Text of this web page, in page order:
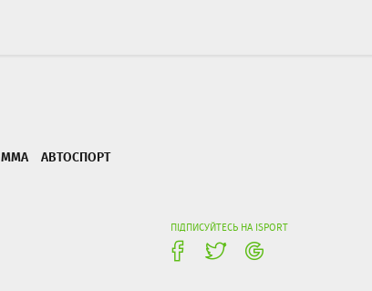
ММА АВТОСПОРТ
ПІДПИСУЙТЕСЬ НА ISPORT